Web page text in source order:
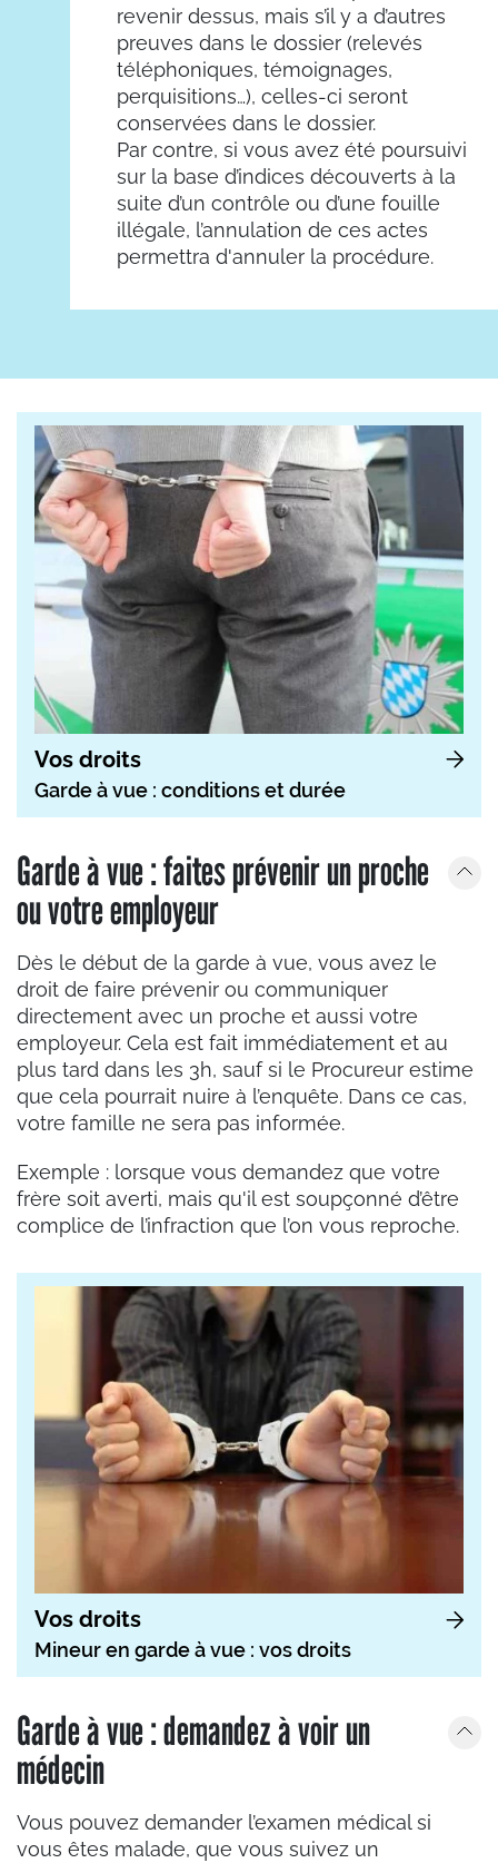
revenir dessus, mais s’il y a d’autres
preuves dans le dossier (relevés
téléphoniques, témoignages,
perquisitions…), celles-ci seront
conservées dans le dossier.
Par contre, si vous avez été poursuivi
sur la base d’indices découverts à la
suite d’un contrôle ou d’une fouille
illégale, l’annulation de ces actes
permettra d'annuler la procédure.
Vos droits
Garde à vue : conditions et durée
Garde à vue : faites prévenir un proche
ou votre employeur
Dès le début de la garde à vue, vous avez le
droit de faire prévenir ou communiquer
directement avec un proche et aussi votre
employeur. Cela est fait immédiatement et au
plus tard dans les 3h, sauf si le Procureur estime
que cela pourrait nuire à l’enquête. Dans ce cas,
votre famille ne sera pas informée.
Exemple : lorsque vous demandez que votre
frère soit averti, mais qu'il est soupçonné d’être
complice de l’infraction que l’on vous reproche.
Vos droits
Mineur en garde à vue : vos droits
Garde à vue : demandez à voir un
médecin
Vous pouvez demander l’examen médical si
vous êtes malade, que vous suivez un